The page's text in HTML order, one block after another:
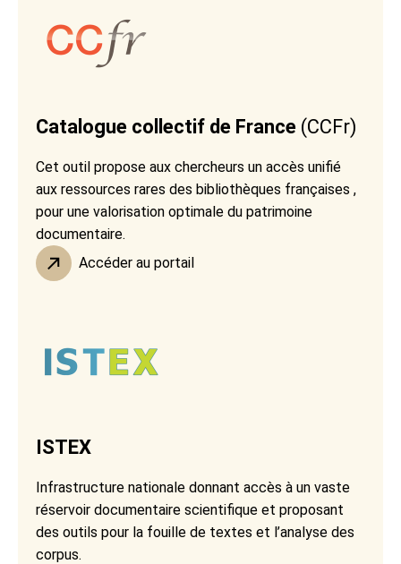
Catalogue collectif de France (CCFr)
Cet outil propose aux chercheurs un accès unifié
aux ressources rares des bibliothèques françaises ,
pour une valorisation optimale du patrimoine
documentaire.
Accéder au portail
ISTEX
Infrastructure nationale donnant accès à un vaste
réservoir documentaire scientifique et proposant
des outils pour la fouille de textes et l’analyse des
corpus.